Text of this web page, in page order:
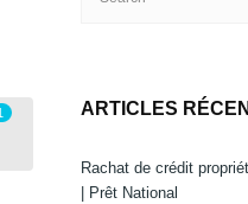
ARTICLES
Rachat de crédit
| Prêt National